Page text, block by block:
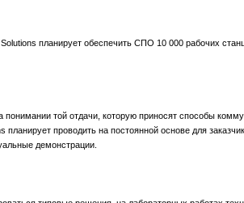
планирует обеспечить СПО 10 000 рабочих
понимании той отдачи, которую приносят способы
планирует проводить на постоянной основе для
демонстрации.